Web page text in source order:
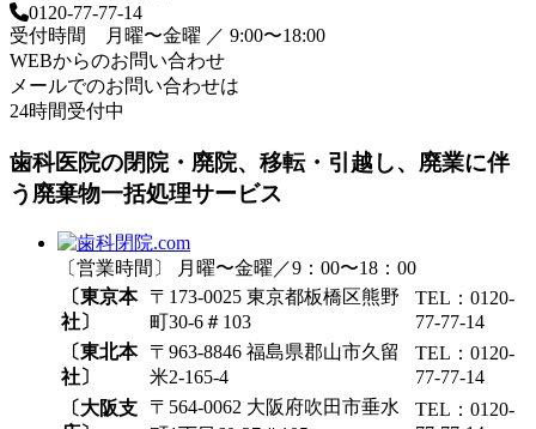
0120-77-77-14
受付時間 月曜〜金曜 ／ 9:00〜18:00
WEBからのお問い合わせ
メールでのお問い合わせは
24時間受付中
歯科医院の閉院・廃院、移転・引越し、廃業に伴
う廃棄物一括処理サービス
〔営業時間〕 月曜〜金曜／9：00〜18：00
〔東京本
社〕
〒173-0025 東京都板橋区熊野
町30-6＃103
TEL：0120-
77-77-14
〔東北本
社〕
〒963-8846 福島県郡山市久留
米2-165-4
TEL：0120-
77-77-14
〔大阪支
〒564-0062 大阪府吹田市垂水
TEL：0120-